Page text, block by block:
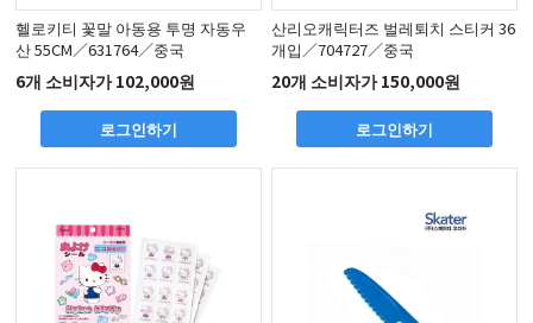
헬로키티 꽃말 아동용 투명 자동우
산 55CM／631764／중국
6개 소비자가 102,000원
로그인하기
산리오캐릭터즈 벌레퇴치 스티커 36
개입／704727／중국
20개 소비자가 150,000원
로그인하기